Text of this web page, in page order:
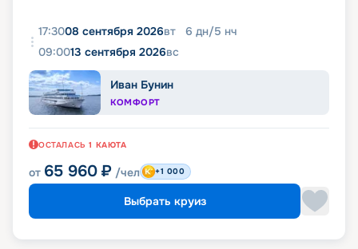
17:3008 сентября 2026вт 6 дн/5 нч
09:0013 сентября 2026вс
Иван Бунин
КОМФОРТ
ОСТАЛАСЬ 1 КАЮТА
от 65 960 ₽ /чел +1 000
Выбрать круиз